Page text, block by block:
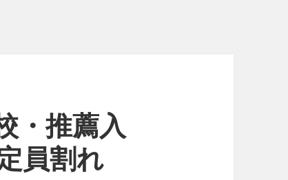
・推薦入
員割れ